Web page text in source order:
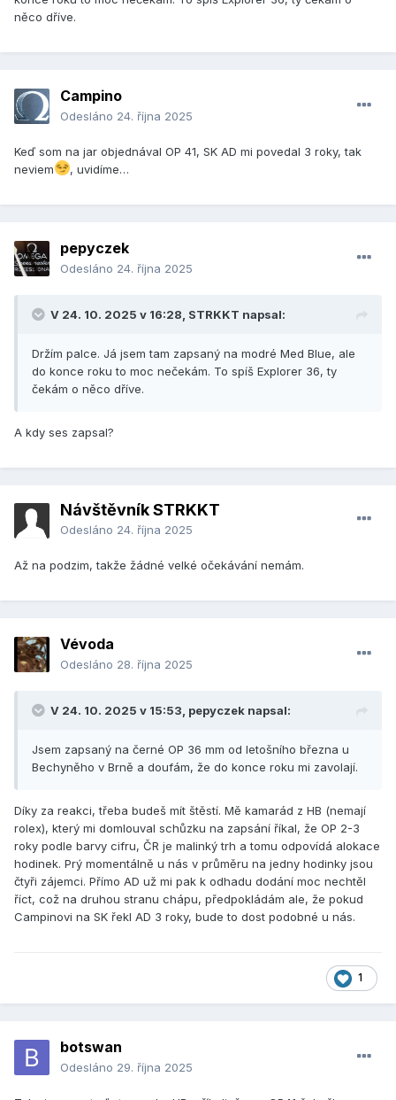
něco dříve.
Campino
Odesláno 24. října 2025
Keď som na jar objednával OP 41, SK AD mi povedal 3 roky, tak
neviem
, uvidíme…
pepyczek
Odesláno 24. října 2025
V 24. 10. 2025 v 16:28, STRKKT napsal:
Držím palce. Já jsem tam zapsaný na modré Med Blue, ale
do konce roku to moc nečekám. To spíš Explorer 36, ty
čekám o něco dříve.
A kdy ses zapsal?
Návštěvník STRKKT
Odesláno 24. října 2025
Až na podzim, takže žádné velké očekávání nemám.
Vévoda
Odesláno 28. října 2025
V 24. 10. 2025 v 15:53, pepyczek napsal:
Jsem zapsaný na černé OP 36 mm od letošního března u
Bechyněho v Brně a doufám, že do konce roku mi zavolají.
Díky za reakci, třeba budeš mít štěstí. Mě kamarád z HB (nemají
rolex), který mi domlouval schůzku na zapsání říkal, že OP 2-3
roky podle barvy cifru, ČR je malinký trh a tomu odpovídá alokace
hodinek. Prý momentálně u nás v průměru na jedny hodinky jsou
čtyři zájemci. Přímo AD už mi pak k odhadu dodání moc nechtěl
říct, což na druhou stranu chápu, předpokládám ale, že pokud
Campinovi na SK řekl AD 3 roky, bude to dost podobné u nás.
1
botswan
Odesláno 29. října 2025